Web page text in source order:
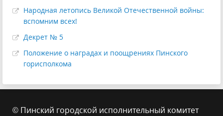
Народная летопись Великой Отечественной войны:
вспомним всех!
Декрет № 5
Положение о наградах и поощрениях Пинского
горисполкома
© Пинский городской исполнительный комитет